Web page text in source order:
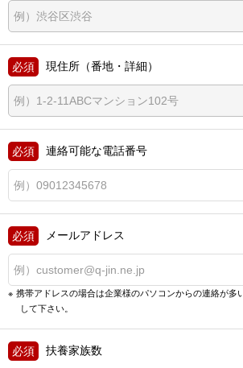
現住所（番地・詳細）
連絡可能な電話番号
メールアドレス
携帯アドレスの場合は企業様のパソコンからの連絡が多
して下さい。
扶養家族数